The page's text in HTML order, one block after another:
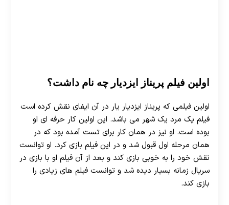
اولین فیلم پریناز ایزدیار چه نام داشت؟
اولین فیلمی که پریناز ایزدیار یار در آن ایفای نقش کرده است
فیلم یک مرد یک شهر می باشد. این اولین کار حرفه ای او
بوده است. او نیز در همان کار برای تست آمده بود که در
همان مرحله اول قبول شد و در این فیلم بازی کرد. او توانست
نقش خود را به خوبی بازی کند و بعد از آن فیلم او با بازی در
سریال زمانه بسیار دیده شد و توانست فیلم های زیادی را
بازی کند.